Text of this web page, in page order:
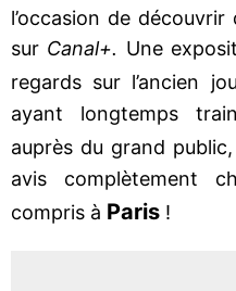
l’occasion de
sur Canal+. Une
regards sur l’ancien
ayant longtemps
auprès du grand public,
avis complètement
compris à Paris !